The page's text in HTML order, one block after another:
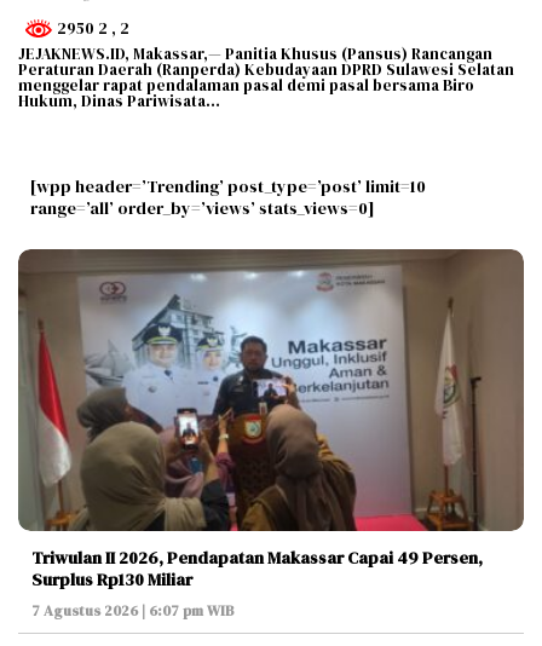
2950 2 , 2
JEJAKNEWS.ID, Makassar,— Panitia Khusus (Pansus) Rancangan
Peraturan Daerah (Ranperda) Kebudayaan DPRD Sulawesi Selatan
menggelar rapat pendalaman pasal demi pasal bersama Biro
Hukum, Dinas Pariwisata…
[wpp header=’Trending’ post_type=’post’ limit=10
range=’all’ order_by=’views’ stats_views=0]
Triwulan II 2026, Pendapatan Makassar Capai 49 Persen,
Surplus Rp130 Miliar
7 Agustus 2026 | 6:07 pm WIB